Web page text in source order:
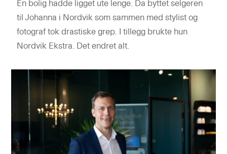
En bolig hadde ligget ute lenge. Da byttet selgeren
til Johanna i Nordvik som sammen med stylist og
fotograf tok drastiske grep. I tillegg brukte hun
Nordvik Ekstra. Det endret alt.